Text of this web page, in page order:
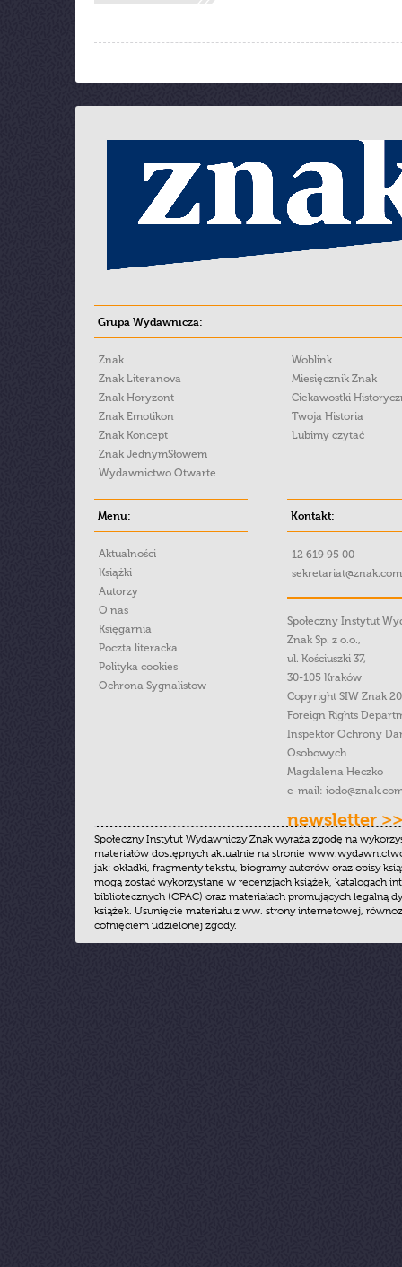
Grupa Wydawnicza:
Znak
Znak Literanova
Znak Horyzont
Znak Emotikon
Znak Koncept
Znak JednymSłowem
Wydawnictwo Otwarte
Woblink
Miesięcznik Znak
Ciekawostki
Twoja Historia
Lubimy czytać
Menu:
Aktualności
Książki
Autorzy
O nas
Księgarnia
Poczta literacka
Polityka cookies
Ochrona Sygnalistow
Kontakt:
12 619 95 00
Społeczny Instytut
Znak Sp. z o.o.,
ul. Kościuszki 37,
30-105 Kraków
Copyright SIW Znak
Foreign Rights
Inspektor Ochrony
Osobowych
Magdalena Heczko
e-mail:
newsletter >>
Społeczny Instytut Wydawniczy Znak wyraża zgodę na
materiałów dostępnych aktualnie na stronie
jak: okładki, fragmenty tekstu, biogramy autorów oraz opisy
mogą zostać wykorzystane w recenzjach książek, katalogach
bibliotecznych (OPAC) oraz materiałach promujących legalną
książek. Usunięcie materiału z ww. strony internetowej,
cofnięciem udzielonej zgody.